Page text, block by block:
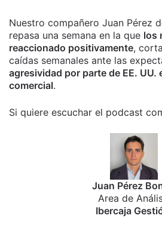
Nuestro compañero Juan Pérez
repasa una semana en la que los
reaccionado positivamente,
caídas semanales ante las
agresividad por parte de EE. UU.
comercial.
Si quiere escuchar el podcast
Juan Pérez
Area de
Ibercaja